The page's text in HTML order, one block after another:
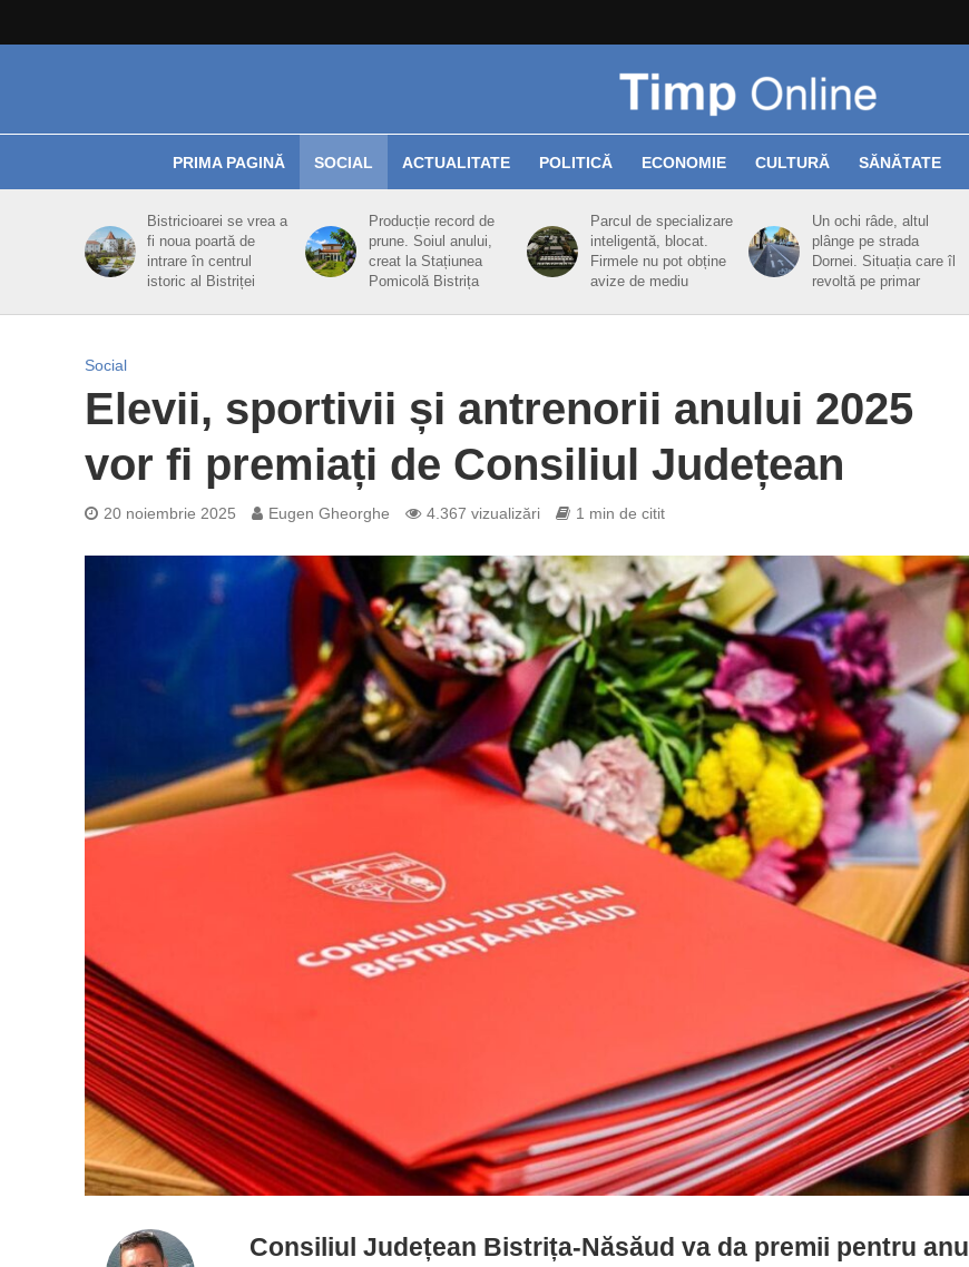
PRIMA PAGINĂ SOCIAL ACTUALITATE POLITICĂ ECONOMIE CULTURĂ SĂNĂTATE
Bistricioarei se vrea a
fi noua poartă de
intrare în centrul
istoric al Bistriței
Producție record de
prune. Soiul anului,
creat la Stațiunea
Pomicolă Bistrița
Parcul de specializare
inteligentă, blocat.
Firmele nu pot obține
avize de mediu
Un ochi râde, altul
plânge pe strada
Dornei. Situația care îl
revoltă pe primar
Social
Elevii, sportivii și antrenorii anului 2025
vor fi premiați de Consiliul Județean
20 noiembrie 2025 Eugen Gheorghe 4.367 vizualizări 1 min de citit
Consiliul Județean Bistrița-Năsăud va da premii pentru anul